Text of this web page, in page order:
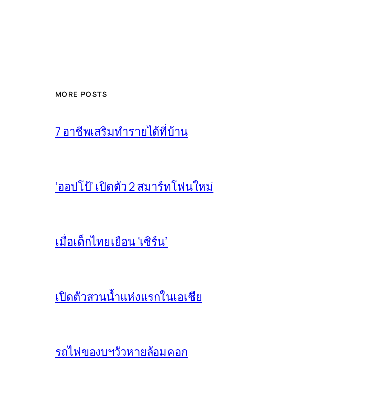
MORE POSTS
7 อาชีพเสริมทำรายได้ที่บ้าน
‘ออปโป้’ เปิดตัว 2 สมาร์ทโฟนใหม่
เมื่อเด็กไทยเยือน ‘เซิร์น’
เปิดตัวสวนน้ำแห่งแรกในเอเชีย
รถไฟของบฯวัวหายล้อมคอก